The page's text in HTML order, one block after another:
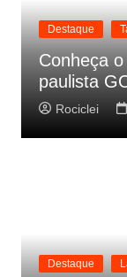
Destaque
Conheça
paulista
Rociclei
Destaque